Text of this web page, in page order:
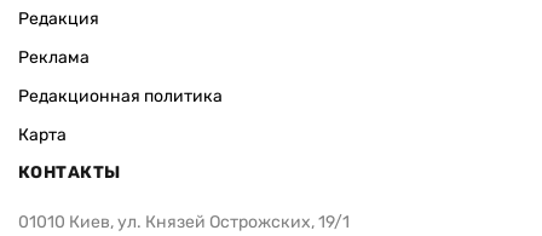
Редакция
Реклама
Редакционная политика
Карта
КОНТАКТЫ
01010 Киев, ул. Князей Острожских, 19/1